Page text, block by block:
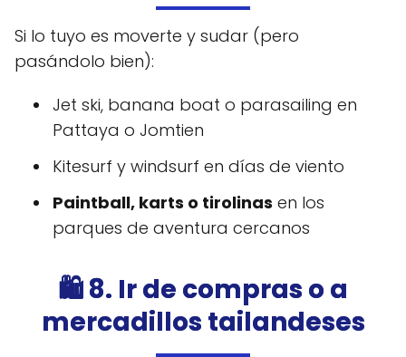
Si lo tuyo es moverte y sudar (pero
pasándolo bien):
Jet ski, banana boat o parasailing en
Pattaya o Jomtien
Kitesurf y windsurf en días de viento
Paintball, karts o tirolinas en los
parques de aventura cercanos
🛍️ 8. Ir de compras o a
mercadillos tailandeses